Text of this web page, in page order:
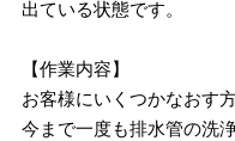
出ている状態です。
【作業内容】
お客様にいくつかなおす
今まで一度も排水管の洗